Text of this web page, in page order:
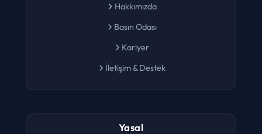
Hakkımızda
Basın Odası
Kariyer
İletişim & Destek
Yasal